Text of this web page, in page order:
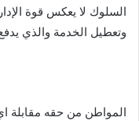
السلوك لا يعكس قوة
وتعطيل الخدمة والذي
المواطن من حقه